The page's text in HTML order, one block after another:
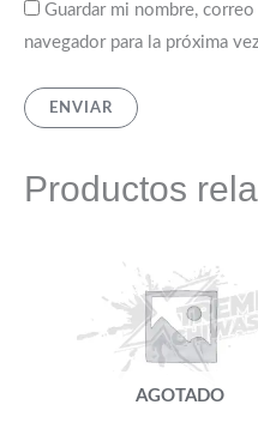
Guardar mi nombre,
navegador para la próxima
Productos
AGOTADO